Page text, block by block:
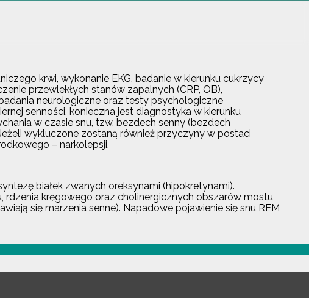
krwi, wykonanie EKG, badanie w kierunku cukrzycy
przewlekłych stanów zapalnych (CRP, OB),
neurologiczne oraz testy psychologiczne
senności, konieczna jest diagnostyka w kierunku
w czasie snu, tzw. bezdech senny (bezdech
wykluczone zostaną również przyczyny w postaci
– narkolepsji.
białek zwanych oreksynami (hipokretynami).
kręgowego oraz cholinergicznych obszarów mostu
się marzenia senne). Napadowe pojawienie się snu REM